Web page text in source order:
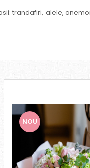
trandafiri, lalele,
NOU